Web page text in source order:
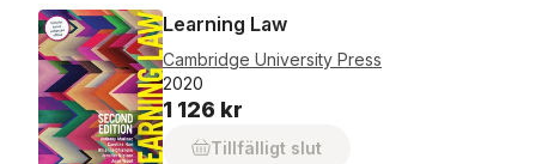
Learning Law
Cambridge University Press
2020
1 126 kr
Tillfälligt slut